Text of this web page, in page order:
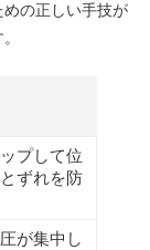
の正しい手技が
プして位
ずれを防
が集中し